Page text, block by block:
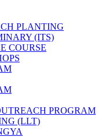
PLANTING
(ITS)
COURSE
PROGRAM
(LLT)